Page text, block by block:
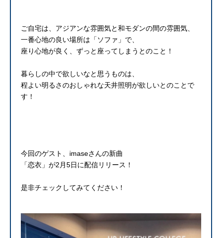
ご自宅は、アジアンな雰囲気と和モダンの間の雰囲気、
一番心地の良い場所は「ソファ」で、
座り心地が良く、ずっと座ってしまうとのこと！
暮らしの中で欲しいなと思うものは、
程よい明るさのおしゃれな天井照明が欲しいとのことで
す！
今回のゲスト、imaseさんの新曲
「恋衣」が2月5日に配信リリース！
是非チェックしてみてください！